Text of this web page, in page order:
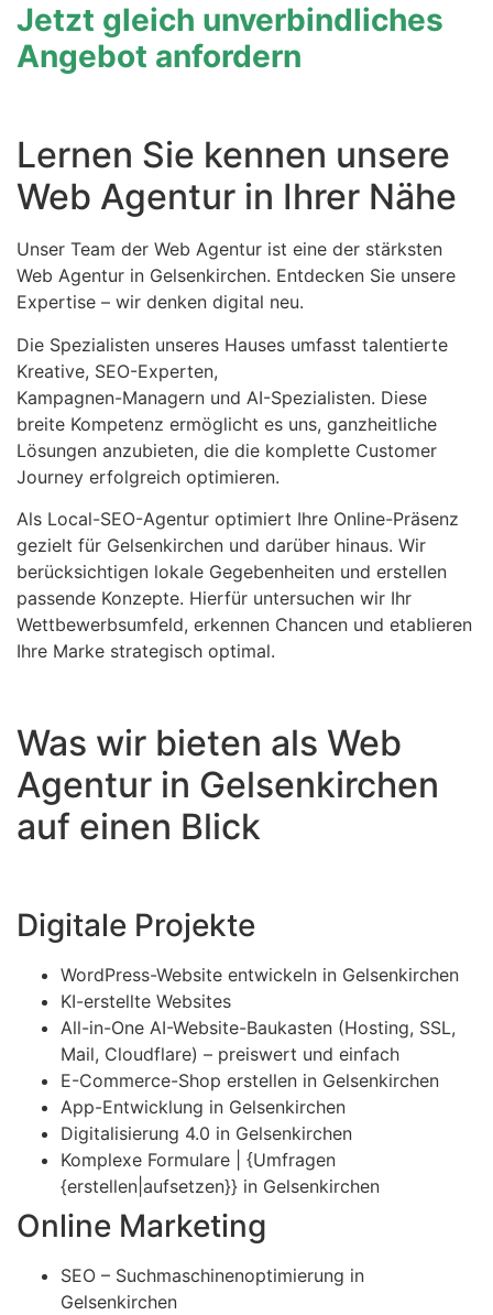
Jetzt gleich unverbindliches
Angebot anfordern
Lernen Sie kennen unsere
Web Agentur in Ihrer Nähe
Unser Team der Web Agentur ist eine der stärksten
Web Agentur in Gelsenkirchen. Entdecken Sie unsere
Expertise – wir denken digital neu.
Die Spezialisten unseres Hauses umfasst talentierte
Kreative, SEO-Experten,
Kampagnen-Managern und AI-Spezialisten. Diese
breite Kompetenz ermöglicht es uns, ganzheitliche
Lösungen anzubieten, die die komplette Customer
Journey erfolgreich optimieren.
Als Local-SEO-Agentur optimiert Ihre Online-Präsenz
gezielt für Gelsenkirchen und darüber hinaus. Wir
berücksichtigen lokale Gegebenheiten und erstellen
passende Konzepte. Hierfür untersuchen wir Ihr
Wettbewerbsumfeld, erkennen Chancen und etablieren
Ihre Marke strategisch optimal.
Was wir bieten als Web
Agentur in Gelsenkirchen
auf einen Blick
Digitale Projekte
WordPress-Website entwickeln in Gelsenkirchen
KI-erstellte Websites
All-in-One AI-Website-Baukasten (Hosting, SSL,
Mail, Cloudflare) – preiswert und einfach
E-Commerce-Shop erstellen in Gelsenkirchen
App-Entwicklung in Gelsenkirchen
Digitalisierung 4.0 in Gelsenkirchen
Komplexe Formulare | {Umfragen
{erstellen|aufsetzen}} in Gelsenkirchen
Online Marketing
SEO – Suchmaschinenoptimierung in
Gelsenkirchen